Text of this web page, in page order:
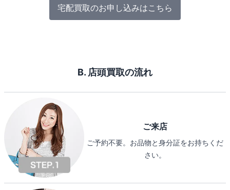
宅配買取のお申し込みはこちら
B. 店頭買取の流れ
ご来店
ご予約不要。お品物と身分証をお持ちくだ
さい。